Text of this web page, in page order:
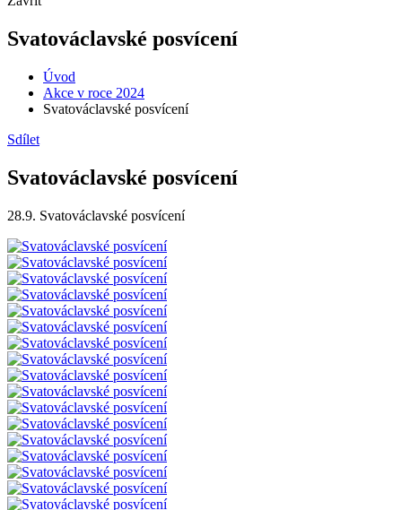
Svatováclavské posvícení
Úvod
Akce v roce 2024
Svatováclavské posvícení
Sdílet
Svatováclavské posvícení
28.9. Svatováclavské posvícení